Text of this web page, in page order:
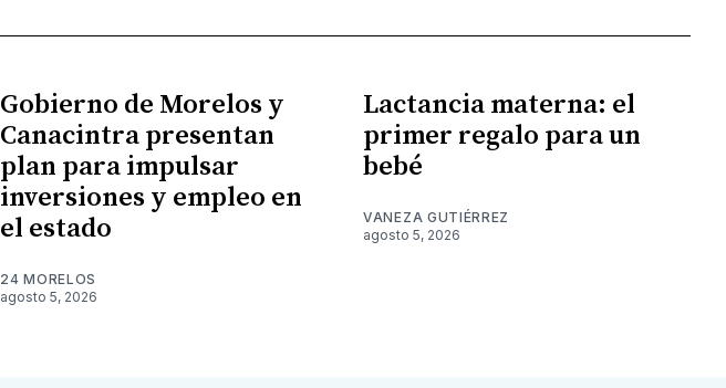
Gobierno de Morelos y
Canacintra presentan
plan para impulsar
inversiones y empleo en
el estado
24 MORELOS
agosto 5, 2026
Lactancia materna: el
primer regalo para un
bebé
VANEZA GUTIÉRREZ
agosto 5, 2026